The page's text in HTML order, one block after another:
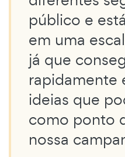
público e
em uma
já que
rapidamente
ideias que
como ponto
nossa